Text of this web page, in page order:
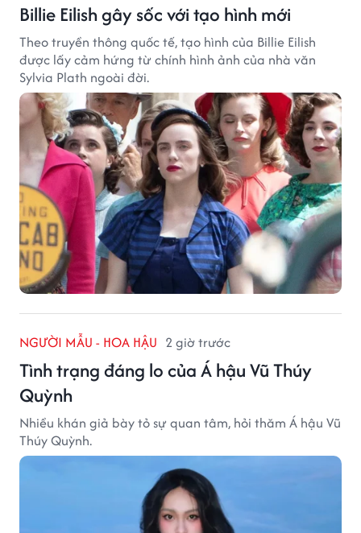
Billie Eilish gây sốc với tạo hình mới
Theo truyền thông quốc tế, tạo hình của Billie Eilish
được lấy cảm hứng từ chính hình ảnh của nhà văn
Sylvia Plath ngoài đời.
NGƯỜI MẪU - HOA HẬU 2 giờ trước
Tình trạng đáng lo của Á hậu Vũ Thúy
Quỳnh
Nhiều khán giả bày tỏ sự quan tâm, hỏi thăm Á hậu Vũ
Thúy Quỳnh.